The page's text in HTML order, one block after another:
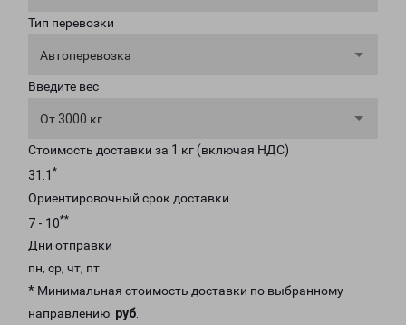
Тип перевозки
Автоперевозка
Введите вес
От 3000 кг
Стоимость доставки за 1 кг (включая НДС)
31.1 *
Ориентировочный срок доставки
7 - 10**
Дни отправки
пн, ср, чт, пт
* Минимальная стоимость доставки по выбранному
направлению: руб.